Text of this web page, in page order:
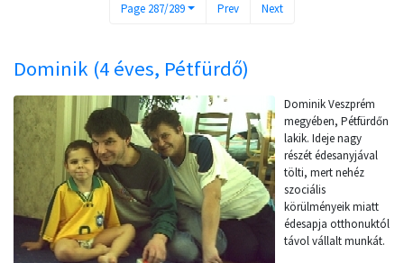
Page 287/289
Prev Next
Dominik (4 éves, Pétfürdő)
Dominik Veszprém
megyében, Pétfürdőn
lakik. Ideje nagy
részét édesanyjával
tölti, mert nehéz
szociális
körülményeik miatt
édesapja otthonuktól
távol vállalt munkát.